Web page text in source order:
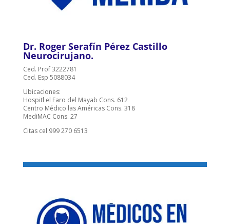
Dr. Roger Serafín Pérez Castillo
Neurocirujano.
Ced. Prof 3222781
Ced. Esp 5088034
Ubicaciones:
Hospitl el Faro del Mayab Cons. 612
Centro Médico las Américas Cons. 318
MediMAC Cons. 27
Citas cel 999 270 6513